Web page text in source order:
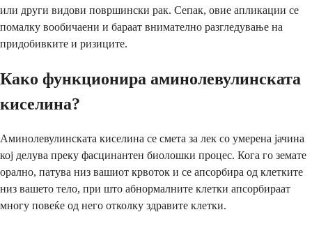
или други видови површински рак. Сепак, овие апликации се
помалку вообичаени и бараат внимателно разгледување на
придобивките и ризиците.
Како функционира аминолевулинската
киселина?
Аминолевулинската киселина се смета за лек со умерена јачина
кој делува преку фасцинантен биолошки процес. Кога го земате
орално, патува низ вашиот крвоток и се апсорбира од клетките
низ вашето тело, при што абнормалните клетки апсорбираат
многу повеќе од него отколку здравите клетки.